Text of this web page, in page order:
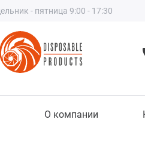
- пятница 9:00 - 17:30
О компании